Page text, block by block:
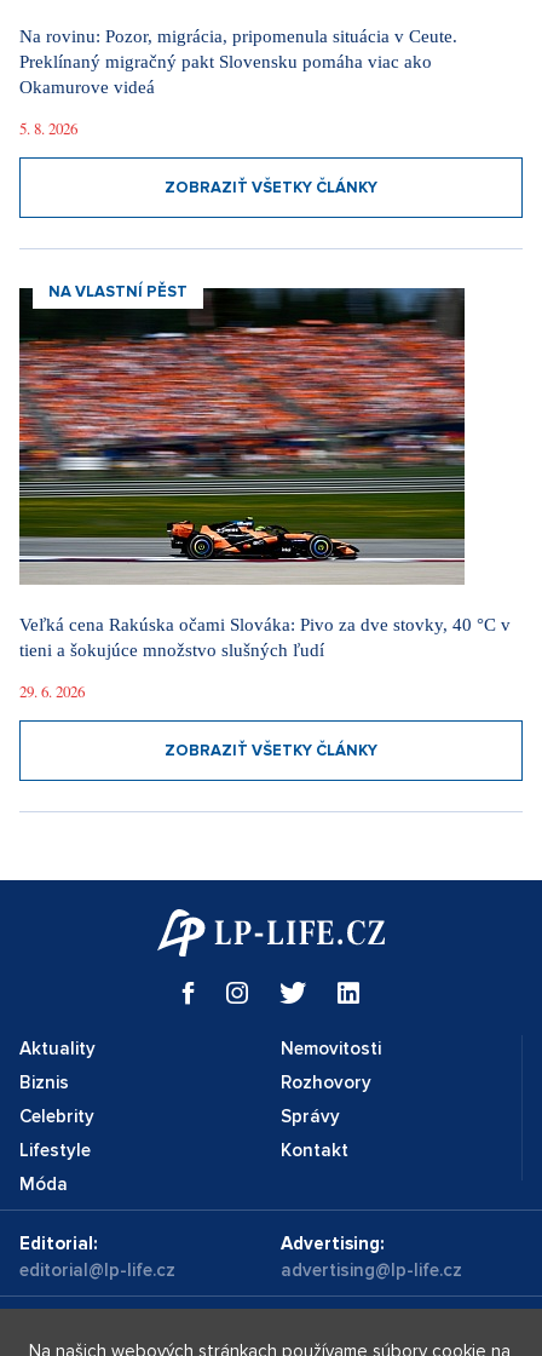
Na rovinu: Pozor, migrácia, pripomenula situácia v Ceute.
Preklínaný migračný pakt Slovensku pomáha viac ako
Okamurove videá
5. 8. 2026
ZOBRAZIŤ VŠETKY ČLÁNKY
NA VLASTNÍ PĚST
Veľká cena Rakúska očami Slováka: Pivo za dve stovky, 40 °C v
tieni a šokujúce množstvo slušných ľudí
29. 6. 2026
ZOBRAZIŤ VŠETKY ČLÁNKY
Aktuality
Biznis
Celebrity
Lifestyle
Móda
Nemovitosti
Rozhovory
Správy
Kontakt
Editorial:
editorial@lp-life.cz
Advertising:
advertising@lp-life.cz
Na našich webových stránkach používame súbory cookie na